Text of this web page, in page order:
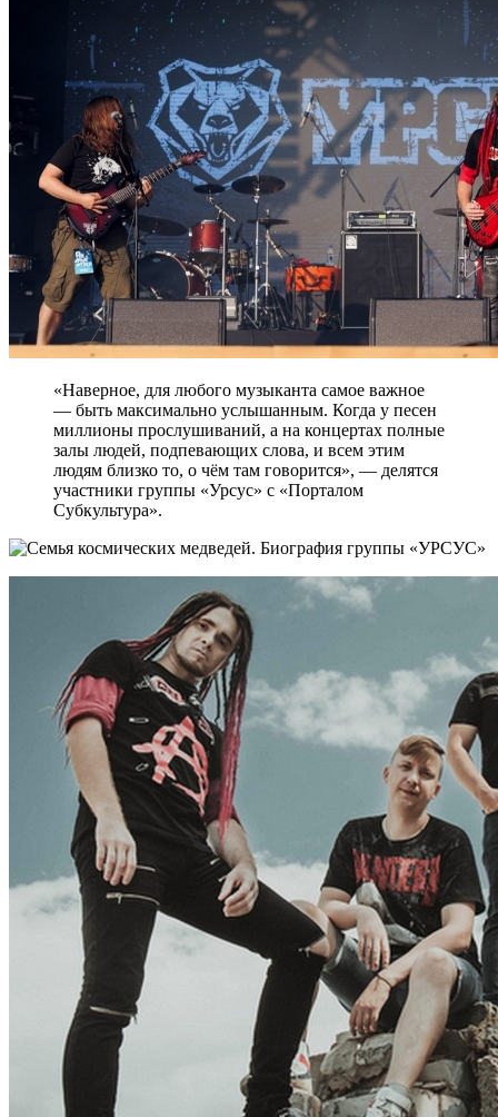
«Наверное, для любого музыканта самое важное
— быть максимально услышанным. Когда у песен
миллионы прослушиваний, а на концертах полные
залы людей, подпевающих слова, и всем этим
людям близко то, о чём там говорится», — делятся
участники группы «Урсус» с «Порталом
Субкультура».